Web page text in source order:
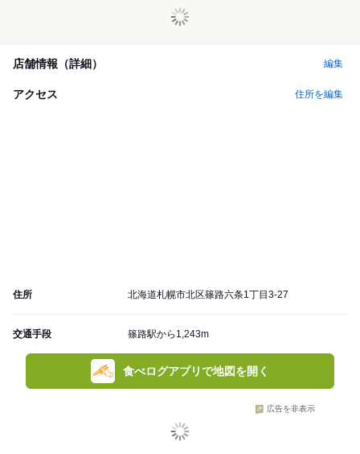
店舗情報（詳細） 編集
アクセス 住所を編集
住所 北海道札幌市北区篠路六条1丁目3-27
交通手段 篠路駅から1,243m
食べログアプリで地図を開く
広告を非表示